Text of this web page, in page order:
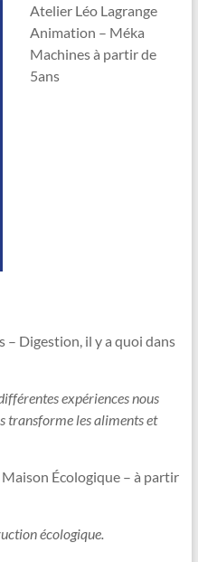
Atelier Léo Lagrange
Animation – Méka
Machines à partir de
5ans
Digestion, il y a quoi dans
expériences nous
transforme les aliments et
Écologique – à partir
écologique.